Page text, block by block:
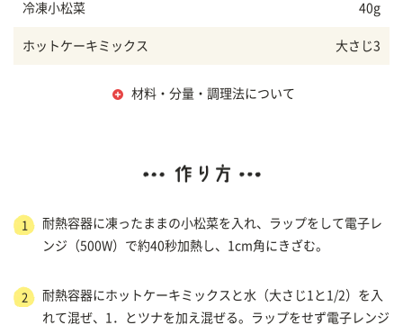
冷凍小松菜 40g
ホットケーキミックス 大さじ3
材料・分量・調理法について
1
耐熱容器に凍ったままの小松菜を入れ、ラップをして電子レ
ンジ（500W）で約40秒加熱し、1cm角にきざむ。
2
耐熱容器にホットケーキミックスと水（大さじ1と1/2）を入
れて混ぜ、1．とツナを加え混ぜる。ラップをせず電子レンジ